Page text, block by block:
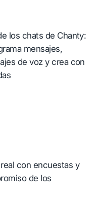
los chats de Chanty:
mensajes,
de voz y crea con
con encuestas y
de los